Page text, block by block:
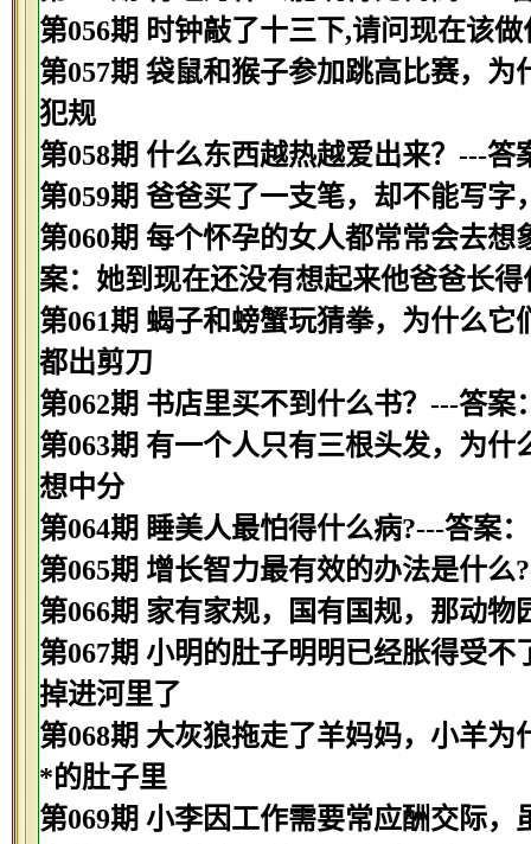
第056期 时钟敲了十三下,请问现在该
第057期 袋鼠和猴子参加跳高比赛，
犯规
第058期 什么东西越热越爱出来？---答
第059期 爸爸买了一支笔，却不能写
第060期 每个怀孕的女人都常常会去
案：她到现在还没有想起来他爸爸长得
第061期 蝎子和螃蟹玩猜拳，为什么
都出剪刀
第062期 书店里买不到什么书？---答案
第063期 有一个人只有三根头发，为
想中分
第064期 睡美人最怕得什么病?---答案
第065期 增长智力最有效的办法是什么
第066期 家有家规，国有国规，那动物
第067期 小明的肚子明明已经胀得受
掉进河里了
第068期 大灰狼拖走了羊妈妈，小羊
*的肚子里
第069期 小李因工作需要常应酬交际